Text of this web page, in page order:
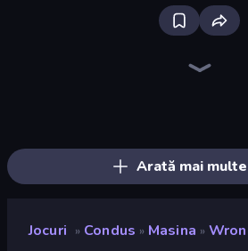
Arată mai
Jocuri » Condus » Masina »